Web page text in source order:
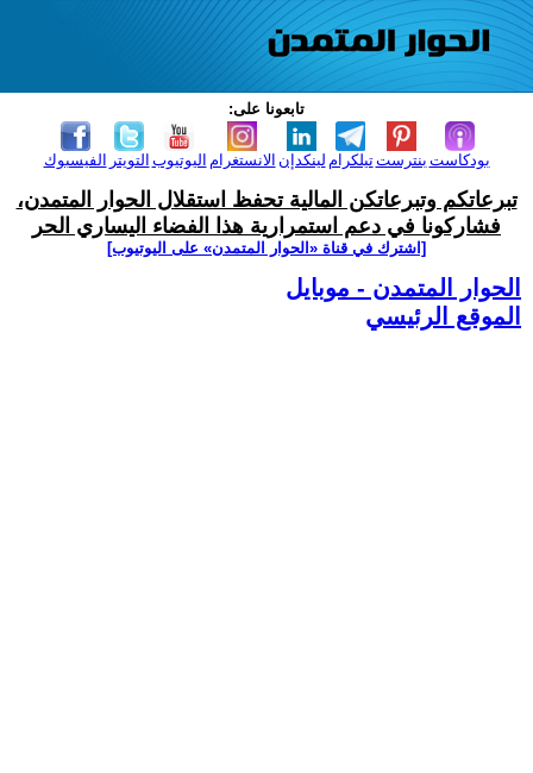
تابعونا على:
الفيسبوك التويتر اليوتيوب الانستغرام لينكدإن تيلكرامبنترست بودكاست
تبرعاتكم وتبرعاتكن المالية تحفظ استقلال الحوار المتمدن،
فشاركونا في دعم استمرارية هذا الفضاء اليساري الحر
[اشترك في قناة ‫«الحوار المتمدن» على اليوتيوب]
الحوار المتمدن - موبايل
الموقع الرئيسي